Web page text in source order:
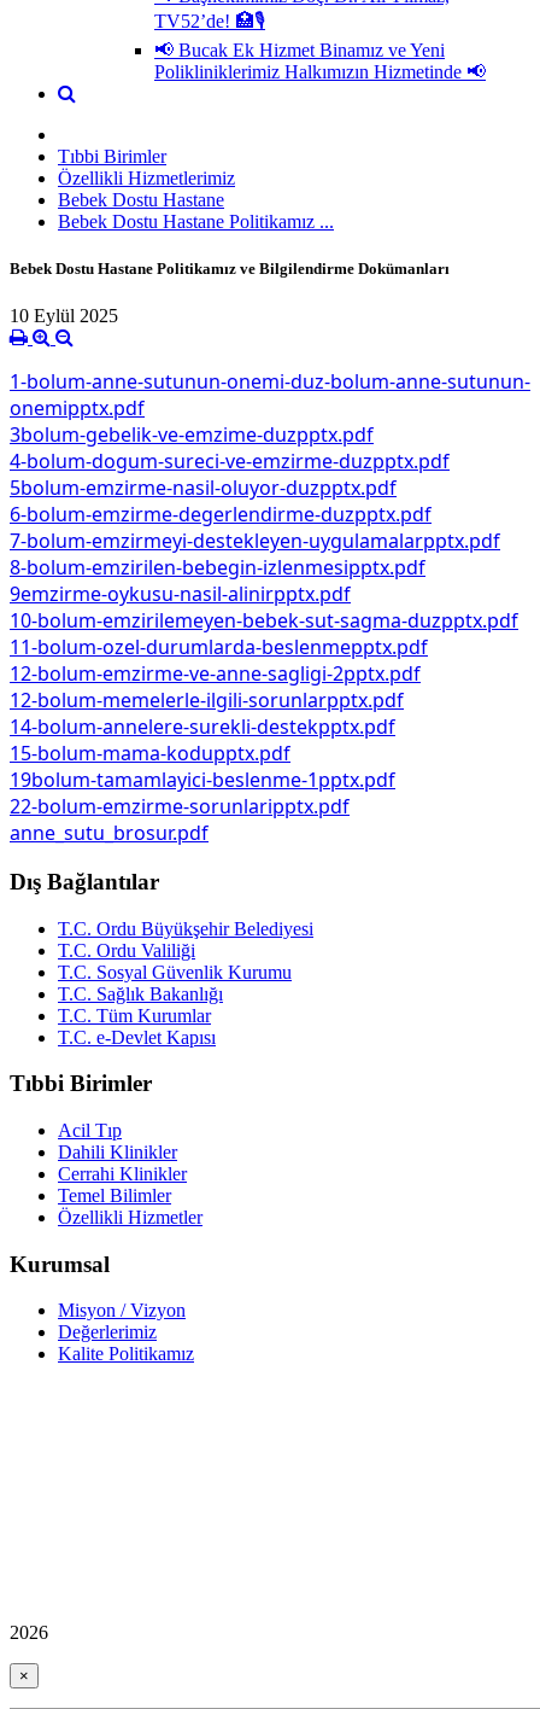
TV52’de! 🏥🎙
📢 Bucak Ek Hizmet Binamız ve Yeni
Polikliniklerimiz Halkımızın Hizmetinde 📢
Tıbbi Birimler
Özellikli Hizmetlerimiz
Bebek Dostu Hastane
Bebek Dostu Hastane Politikamız ...
Bebek Dostu Hastane Politikamız ve Bilgilendirme Dokümanları
10 Eylül 2025
1-bolum-anne-sutunun-onemi-duz-bolum-anne-sutunun-
onemipptx.pdf
3bolum-gebelik-ve-emzime-duzpptx.pdf
4-bolum-dogum-sureci-ve-emzirme-duzpptx.pdf
5bolum-emzirme-nasil-oluyor-duzpptx.pdf
6-bolum-emzirme-degerlendirme-duzpptx.pdf
7-bolum-emzirmeyi-destekleyen-uygulamalarpptx.pdf
8-bolum-emzirilen-bebegin-izlenmesipptx.pdf
9emzirme-oykusu-nasil-alinirpptx.pdf
10-bolum-emzirilemeyen-bebek-sut-sagma-duzpptx.pdf
11-bolum-ozel-durumlarda-beslenmepptx.pdf
12-bolum-emzirme-ve-anne-sagligi-2pptx.pdf
12-bolum-memelerle-ilgili-sorunlarpptx.pdf
14-bolum-annelere-surekli-destekpptx.pdf
15-bolum-mama-kodupptx.pdf
19bolum-tamamlayici-beslenme-1pptx.pdf
22-bolum-emzirme-sorunlaripptx.pdf
anne_sutu_brosur.pdf
Dış Bağlantılar
T.C. Ordu Büyükşehir Belediyesi
T.C. Ordu Valiliği
T.C. Sosyal Güvenlik Kurumu
T.C. Sağlık Bakanlığı
T.C. Tüm Kurumlar
T.C. e-Devlet Kapısı
Tıbbi Birimler
Acil Tıp
Dahili Klinikler
Cerrahi Klinikler
Temel Bilimler
Özellikli Hizmetler
Kurumsal
Misyon / Vizyon
Değerlerimiz
Kalite Politikamız
2026
×